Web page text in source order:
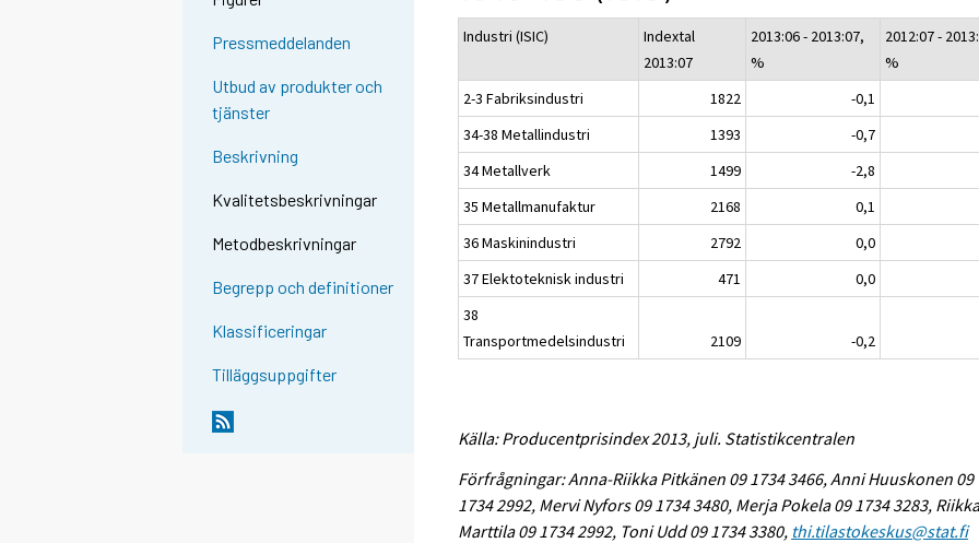
Pressmeddelanden
Utbud av produkter och
tjänster
Beskrivning
Kvalitetsbeskrivningar
Metodbeskrivningar
Begrepp och definitioner
Klassificeringar
Tilläggsuppgifter
Industri (ISIC)
Indextal
2013:07
2013:06 - 2013:07,
%
2012:07 -
%
2-3 Fabriksindustri
1822
-0,1
34-38 Metallindustri
1393
-0,7
34 Metallverk
1499
-2,8
35 Metallmanufaktur
2168
0,1
36 Maskinindustri
2792
0,0
37 Elektoteknisk industri
471
0,0
38
Transportmedelsindustri
2109 -0,2
Källa: Producentprisindex 2013, juli. Statistikcentralen
Förfrågningar: Anna-Riikka Pitkänen 09 1734 3466, Anni Huuskonen 09
1734 2992, Mervi Nyfors 09 1734 3480, Merja Pokela 09 1734 3283,
Marttila 09 1734 2992, Toni Udd 09 1734 3380, thi.tilastokeskus@stat.fi